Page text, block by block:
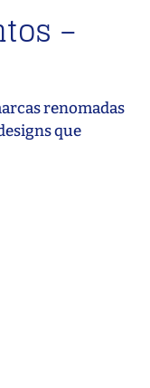
–
renomadas
que